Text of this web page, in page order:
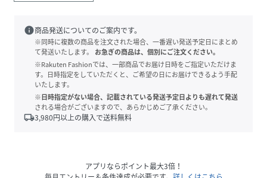
info商品発送についてのご案内です。
※同時に複数の商品を注文された場合、一番遅い発送予定日にまとめ
て発送いたします。
お急ぎの商品は、個別にご注文ください。
※Rakuten Fashionでは、一部商品でお届け日時をご指定いただけま
す。日時指定をしていただくと、ご希望の日にお届けできるよう手配
いたします。
※日時指定がない場合、記載されている発送予定日よりも遅れて発送
される場合がございますので、あらかじめご了承ください。
local_shipping3,980円以上の購入で送料無料
アプリならポイント最大3倍！